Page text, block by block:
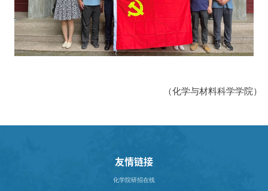
（化学与材料科学学院）
友情链接
化学院研招在线